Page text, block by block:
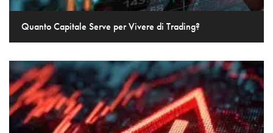
Quanto Capitale Serve per Vivere di Trading?